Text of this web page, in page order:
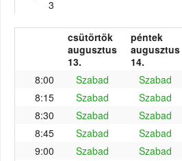
3
csütörtök
augusztus
13.
péntek
augusztus
14.
8:00
Szabad Szabad
8:15
Szabad Szabad
8:30
Szabad Szabad
8:45
Szabad Szabad
9:00
Szabad Szabad